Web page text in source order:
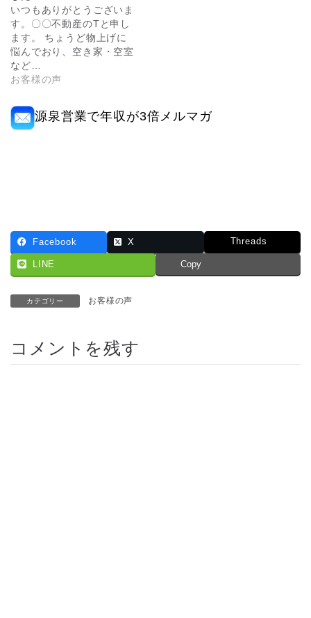
いつもありがとうございま
す。〇〇不動産のTと申し
ます。 ちょうど物上げに
悩んでおり、空き家・空室
など…
お客様の声
源泉営業で年収が3倍メルマガ
Facebook X Threads
LINE Copy
カテゴリー お客様の声
コメントを残す